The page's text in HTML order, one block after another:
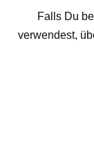
Falls Du
verwendest,